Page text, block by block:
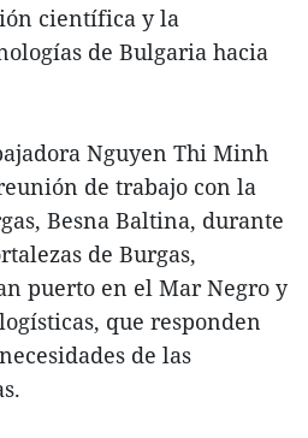
científica y la
de Bulgaria hacia
Nguyen Thi Minh
de trabajo con la
Besna Baltina, durante
de Burgas,
puerto en el Mar Negro y
que responden
de las